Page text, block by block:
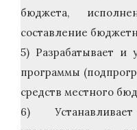
бюджета,
составление
5) Разрабатывает и
программы
средств местного
6)